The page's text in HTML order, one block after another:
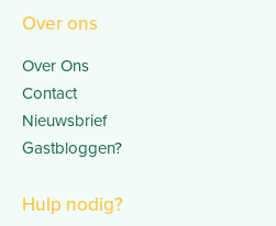
Over ons
Over Ons
Contact
Nieuwsbrief
Gastbloggen?
Hulp nodig?